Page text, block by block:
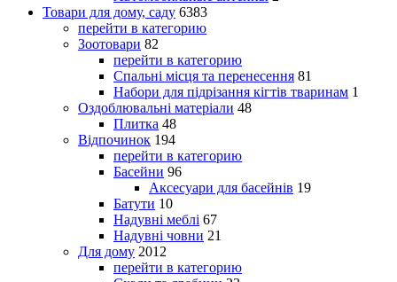
Товари для дому, саду 6383
перейти в категорию
Зоотовари 82
перейти в категорию
Спальні місця та перенесення 81
Набори для підрізання кігтів тваринам 1
Оздоблювальні матеріали 48
Плитка 48
Відпочинок 194
перейти в категорию
Басейни 96
Аксесуари для басейнів 19
Батути 10
Надувні меблі 67
Надувні човни 21
Для дому 2012
перейти в категорию